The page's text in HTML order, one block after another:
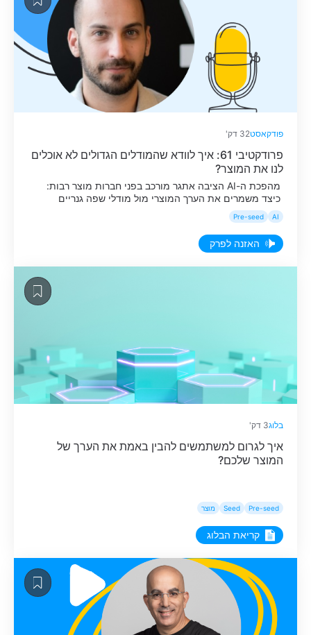
פודקאסט32 דק'
פרודקטיבי 61: איך לוודא שהמודלים הגדולים לא אוכלים
לנו את המוצר?
מהפכת ה-AI הציבה אתגר מורכב בפני חברות מוצר רבות:
כיצד משמרים את הערך המוצרי מול מודלי שפה גנריים
בדילמה שפגשה החברה, כאשר לקוחות תהו מדוע לא לבנות
AI
Pre-seed
האזנה לפרק
בלוג3 דק'
איך לגרום למשתמשים להבין באמת את הערך של
המוצר שלכם?
Pre-seed
Seed מוצר
קריאת הבלוג